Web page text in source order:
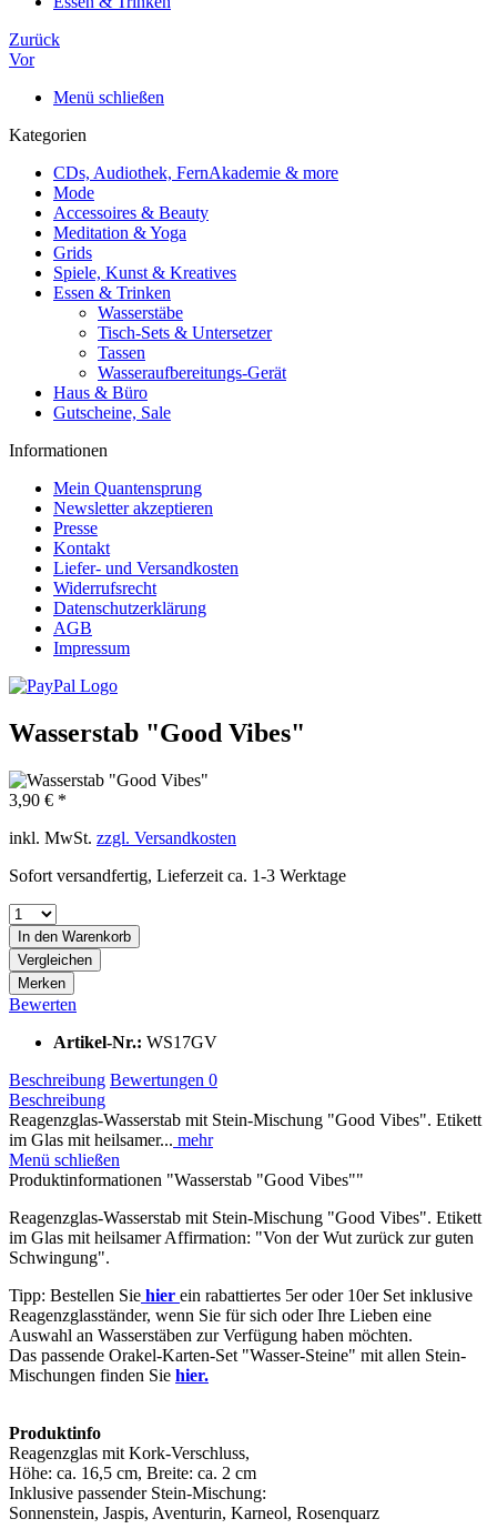
Zurück
Vor
Menü schließen
Kategorien
CDs, Audiothek, FernAkademie & more
Mode
Accessoires & Beauty
Meditation & Yoga
Grids
Spiele, Kunst & Kreatives
Essen & Trinken
Wasserstäbe
Tisch-Sets & Untersetzer
Tassen
Wasseraufbereitungs-Gerät
Haus & Büro
Gutscheine, Sale
Informationen
Mein Quantensprung
Newsletter akzeptieren
Presse
Kontakt
Liefer- und Versandkosten
Widerrufsrecht
Datenschutzerklärung
AGB
Impressum
Wasserstab "Good Vibes"
3,90 € *
inkl. MwSt. zzgl. Versandkosten
Sofort versandfertig, Lieferzeit ca. 1-3 Werktage
In den Warenkorb
Vergleichen
Merken
Bewerten
Artikel-Nr.: WS17GV
Beschreibung Bewertungen 0
Beschreibung
Reagenzglas-Wasserstab mit Stein-Mischung "Good Vibes". Etikett
im Glas mit heilsamer... mehr
Menü schließen
Produktinformationen "Wasserstab "Good Vibes""
Reagenzglas-Wasserstab mit Stein-Mischung "Good Vibes". Etikett
im Glas mit heilsamer Affirmation: "Von der Wut zurück zur guten
Schwingung".
Tipp: Bestellen Sie hier ein rabattiertes 5er oder 10er Set inklusive
Reagenzglasständer, wenn Sie für sich oder Ihre Lieben eine
Auswahl an Wasserstäben zur Verfügung haben möchten.
Das passende Orakel-Karten-Set "Wasser-Steine" mit allen Stein-
Mischungen finden Sie hier.
Produktinfo
Reagenzglas mit Kork-Verschluss,
Höhe: ca. 16,5 cm, Breite: ca. 2 cm
Inklusive passender Stein-Mischung:
Sonnenstein, Jaspis, Aventurin, Karneol, Rosenquarz